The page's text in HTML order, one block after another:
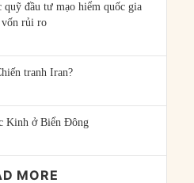
đầu tư mạo hiểm quốc gia
vốn rủi ro
tranh Iran?
Kinh ở Biển Đông
MORE